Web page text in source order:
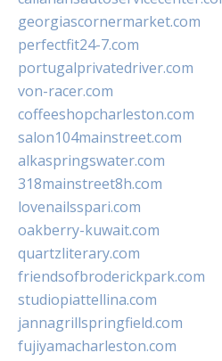
georgiascornermarket.com
perfectfit24-7.com
portugalprivatedriver.com
von-racer.com
coffeeshopcharleston.com
salon104mainstreet.com
alkaspringswater.com
318mainstreet8h.com
lovenailsspari.com
oakberry-kuwait.com
quartzliterary.com
friendsofbroderickpark.com
studiopiattellina.com
jannagrillspringfield.com
fujiyamacharleston.com